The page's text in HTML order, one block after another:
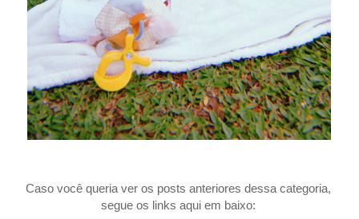
Caso você queria ver os posts anteriores dessa categoria,
segue os links aqui em baixo: